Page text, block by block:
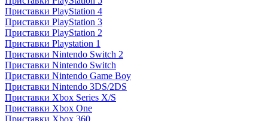
Приставки PlayStation 4
Приставки PlayStation 3
Приставки PlayStation 2
Приставки Playstation 1
Приставки Nintendo Switch 2
Приставки Nintendo Switch
Приставки Nintendo Game Boy
Приставки Nintendo 3DS/2DS
Приставки Xbox Series X/S
Приставки Xbox One
Приставки Xbox 360